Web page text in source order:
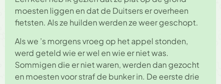
moesten liggen en dat de Duitsers er overheen
fietsten. Als ze huilden werden ze weer geschopt.
Als we ’s morgens vroeg op het appel stonden,
werd geteld wie er wel en wie er niet was.
Sommigen die er niet waren, werden dan gezocht
en moesten voor straf de bunker in. De eerste drie